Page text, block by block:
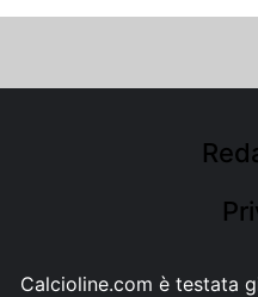
Calcioline.com è testata